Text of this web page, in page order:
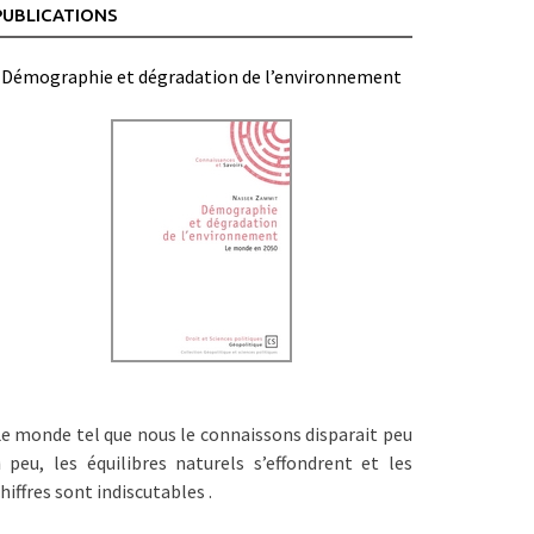
Démographie et dégradation de l’environnement
monde tel que nous le connaissons disparait peu
peu, les équilibres naturels s’effondrent et les
sont indiscutables .